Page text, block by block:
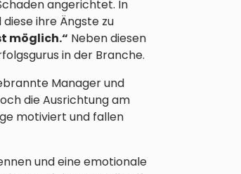
angerichtet. In
ihre Ängste zu
möglich.“ Neben diesen
in der Branche.
Manager und
die Ausrichtung am
motiviert und fallen
und eine emotionale